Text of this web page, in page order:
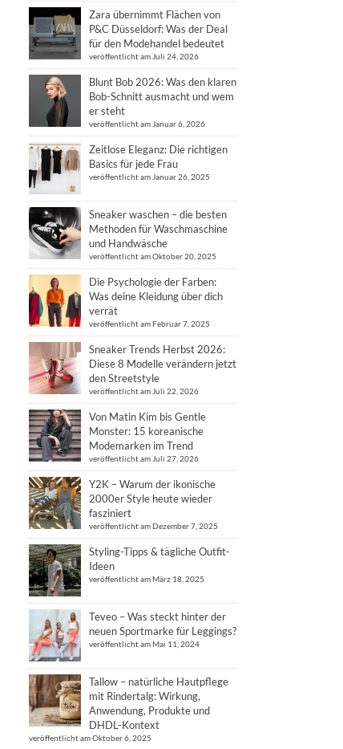
Zara übernimmt Flächen von
P&C Düsseldorf: Was der Deal
für den Modehandel bedeutet
veröffentlicht am Juli 24, 2026
Blunt Bob 2026: Was den klaren
Bob-Schnitt ausmacht und wem
er steht
veröffentlicht am Januar 6, 2026
Zeitlose Eleganz: Die richtigen
Basics für jede Frau
veröffentlicht am Januar 26, 2025
Sneaker waschen – die besten
Methoden für Waschmaschine
und Handwäsche
veröffentlicht am Oktober 20, 2025
Die Psychologie der Farben:
Was deine Kleidung über dich
verrät
veröffentlicht am Februar 7, 2025
Sneaker Trends Herbst 2026:
Diese 8 Modelle verändern jetzt
den Streetstyle
veröffentlicht am Juli 22, 2026
Von Matin Kim bis Gentle
Monster: 15 koreanische
Modemarken im Trend
veröffentlicht am Juli 27, 2026
Y2K – Warum der ikonische
2000er Style heute wieder
fasziniert
veröffentlicht am Dezember 7, 2025
Styling-Tipps & tägliche Outfit-
Ideen
veröffentlicht am März 18, 2025
Teveo – Was steckt hinter der
neuen Sportmarke für Leggings?
veröffentlicht am Mai 11, 2024
Tallow – natürliche Hautpflege
mit Rindertalg: Wirkung,
Anwendung, Produkte und
DHDL-Kontext
veröffentlicht am Oktober 6, 2025